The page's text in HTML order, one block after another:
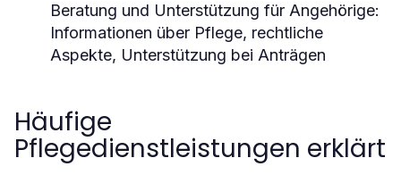
Beratung und Unterstützung für Angehörige:
Informationen über Pflege, rechtliche
Aspekte, Unterstützung bei Anträgen
Häufige
Pflegedienstleistungen erklärt